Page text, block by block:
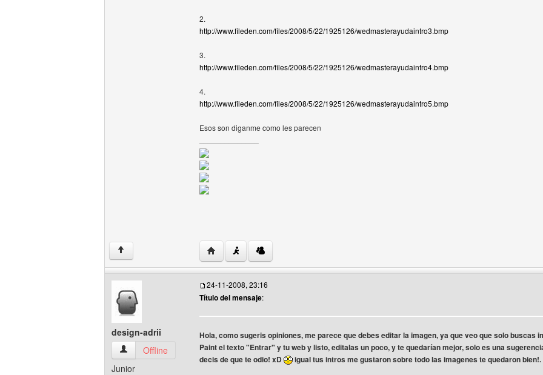
2.
http://www.fileden.com/files/2008/5/22/1925126/wedmasterayudaintro3.bmp
3.
http://www.fileden.com/files/2008/5/22/1925126/wedmasterayudaintro4.bmp
4.
http://www.fileden.com/files/2008/5/22/1925126/wedmasterayudaintro5.bmp
Esos son diganme como les parecen
↑ Visitar sitio web del autor: wedmasterayuda
design-adrii
design-adrii Ver perfil del usuario
Offline
Junior
24-11-2008, 23:16
Título del mensaje:
Hola, como sugeris opiniones, me parece que debes editar la imagen, ya que veo que solo buscas
Paint el texto "Entrar" y tu web y listo, editalas un poco, y te quedarían mejor, solo es una
decis de que te odio! xD
igual tus intros me gustaron sobre todo las imagenes te quedaron bien!.